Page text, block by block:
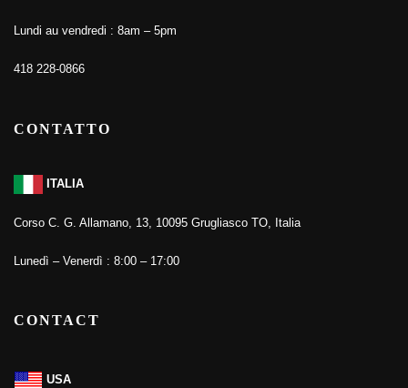
Lundi au vendredi : 8am – 5pm
418 228-0866
CONTATTO
ITALIA
Corso C. G. Allamano, 13, 10095 Grugliasco TO, Italia
Lunedì – Venerdì : 8:00 – 17:00
CONTACT
USA